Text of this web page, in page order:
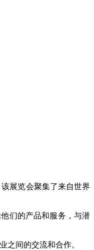
展览会聚集了来自世界
们的产品和服务，与潜
之间的交流和合作。